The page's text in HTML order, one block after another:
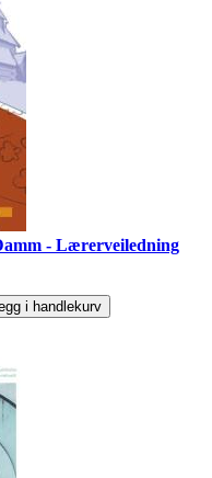
- Lærerveiledning
i handlekurv